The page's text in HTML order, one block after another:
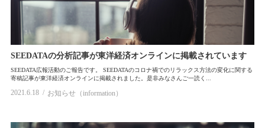
SEEDATAの分析記事が東洋経済オンラインに掲載されています
SEEDATA広報活動のご報告です。 SEEDATAのコロナ禍でのリラックス方法の変化に関する
寄稿記事が東洋経済オンラインに掲載されました。是非みなさんご一読く...
2021.6.18 お知らせ（information）